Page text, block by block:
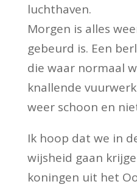
luchthaven.
Morgen is alles
gebeurd is. Een
die waar normaal
knallende
weer schoon en
Ik hoop dat we in
wijsheid gaan
koningen uit het